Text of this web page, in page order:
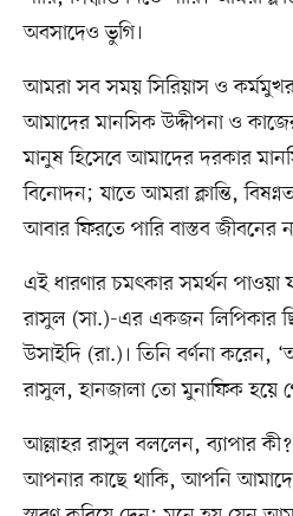
অবসাদেও ভুগি।
আমরা সব সময় সিরিয়াস ও
আমাদের মানসিক উদ্দীপনা ও
মানুষ হিসেবে আমাদের দরকার
বিনোদন; যাতে আমরা ক্লান্তি,
আবার ফিরতে পারি বাস্তব জীবনের
এই ধারণার চমৎকার সমর্থন পাওয়া
রাসুল (সা.)-এর একজন লিপিকার
উসাইদি (রা.)। তিনি বর্ণনা করেন,
রাসুল, হানজালা তো মুনাফিক হয়ে
আল্লাহর রাসুল বললেন, ব্যাপার
আপনার কাছে থাকি, আপনি আমাদের